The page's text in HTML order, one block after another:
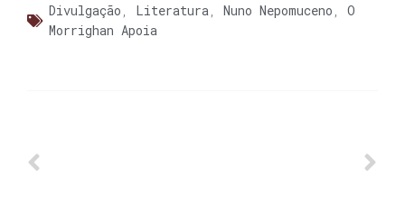
Divulgação , Literatura, Nuno Nepomuceno , O
Morrighan Apoia